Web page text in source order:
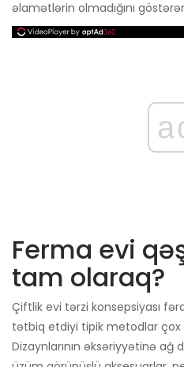
əlamətlərin olmadığını
Ferma evi
tam olaraq?
Çiftlik evi tərzi konsepsiyası
tətbiq etdiyi tipik metodlar çox
Dizaynlarının əksəriyyətinə ağ